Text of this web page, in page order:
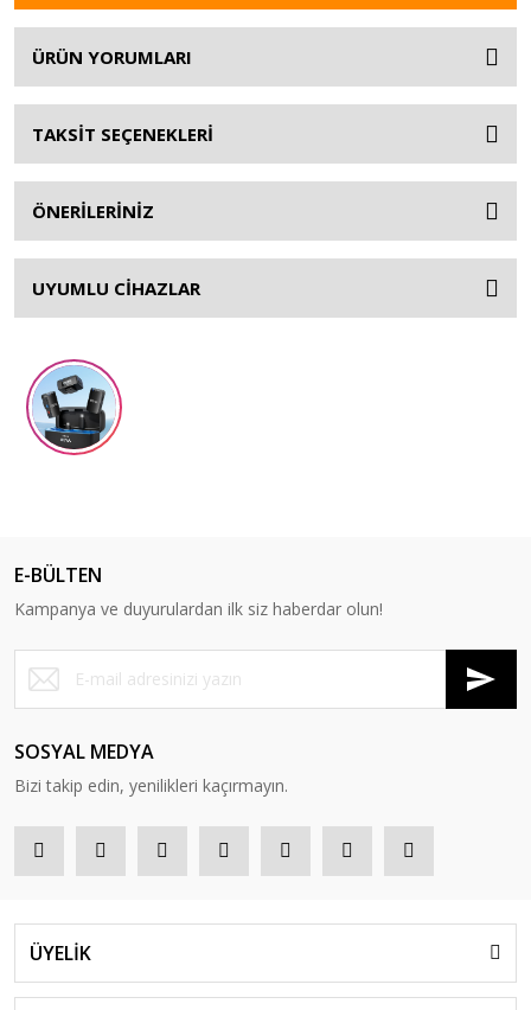
ÜRÜN YORUMLARI
TAKSİT SEÇENEKLERİ
ÖNERİLERİNİZ
UYUMLU CİHAZLAR
E-BÜLTEN
Kampanya ve duyurulardan ilk siz haberdar olun!
SOSYAL MEDYA
Bizi takip edin, yenilikleri kaçırmayın.
ÜYELİK